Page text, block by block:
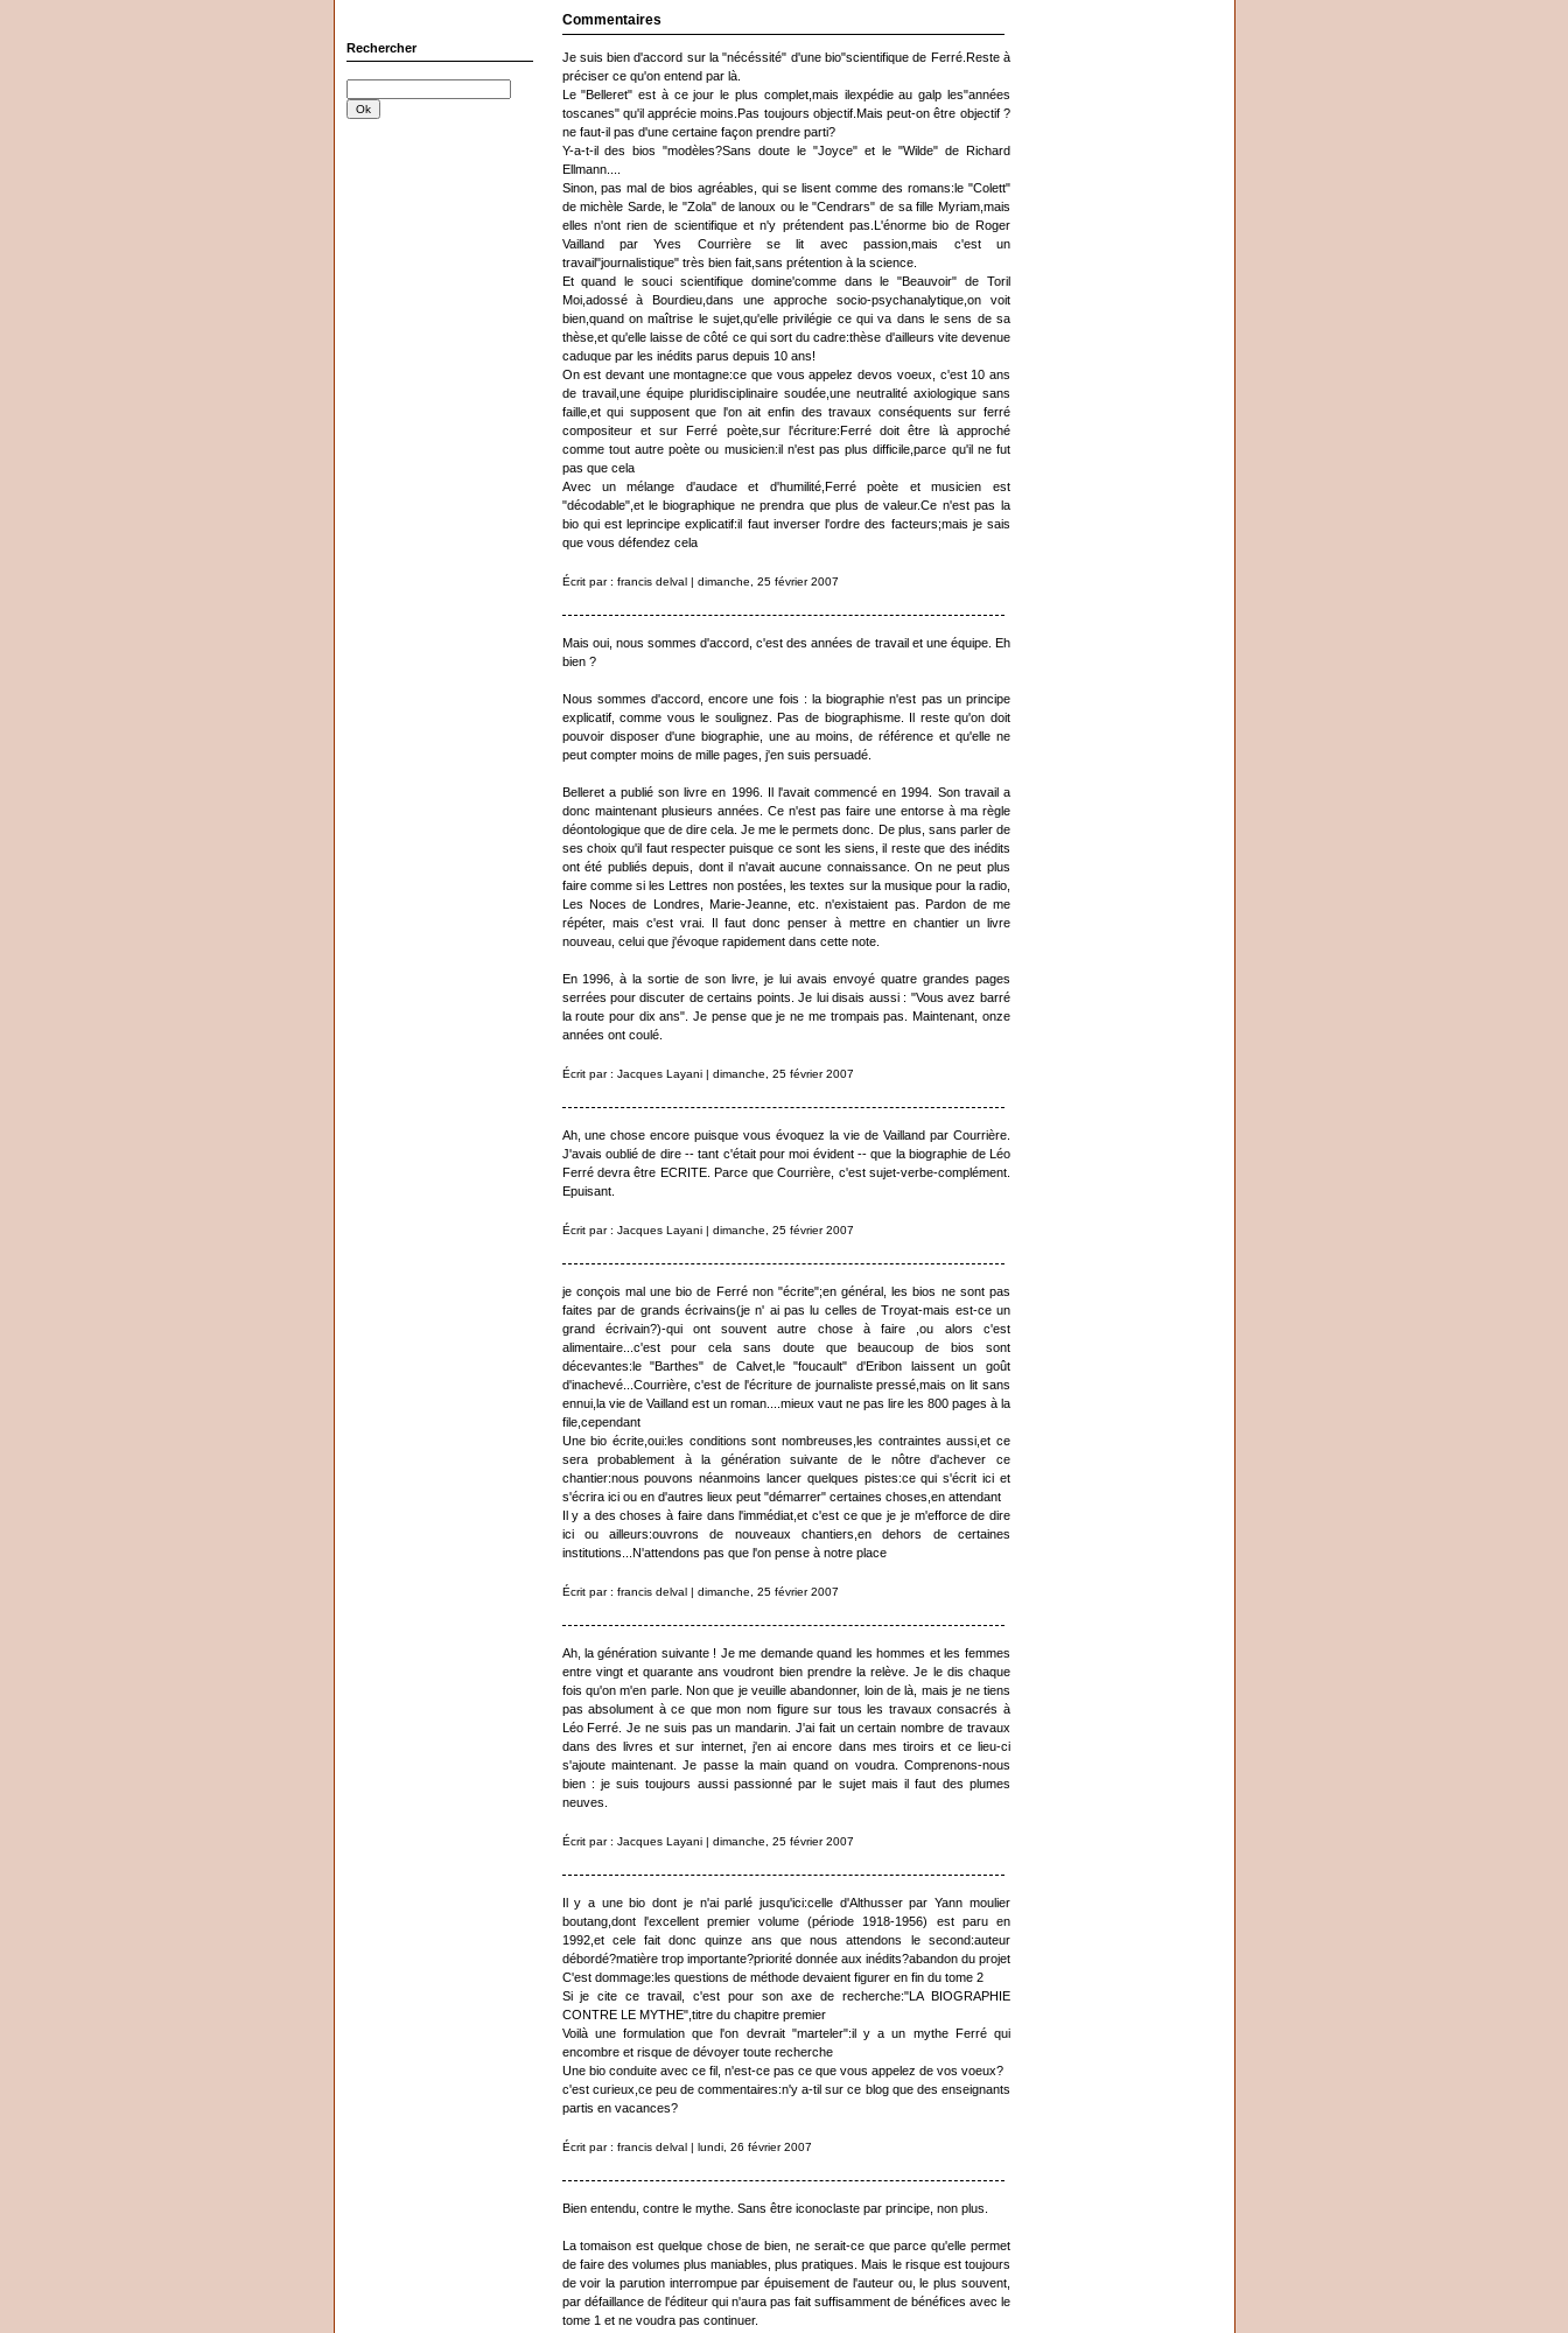
Rechercher
Commentaires
Je suis bien d'accord sur la "nécéssité" d'une bio"scientifique de Ferré.Reste à
préciser ce qu'on entend par là.
Le "Belleret" est à ce jour le plus complet,mais ilexpédie au galp les"années
toscanes" qu'il apprécie moins.Pas toujours objectif.Mais peut-on être objectif ?
ne faut-il pas d'une certaine façon prendre parti?
Y-a-t-il des bios "modèles?Sans doute le "Joyce" et le "Wilde" de Richard
Ellmann....
Sinon, pas mal de bios agréables, qui se lisent comme des romans:le "Colett"
de michèle Sarde, le "Zola" de lanoux ou le "Cendrars" de sa fille Myriam,mais
elles n'ont rien de scientifique et n'y prétendent pas.L'énorme bio de Roger
Vailland par Yves Courrière se lit avec passion,mais c'est un
travail"journalistique" très bien fait,sans prétention à la science.
Et quand le souci scientifique domine'comme dans le "Beauvoir" de Toril
Moi,adossé à Bourdieu,dans une approche socio-psychanalytique,on voit
bien,quand on maîtrise le sujet,qu'elle privilégie ce qui va dans le sens de sa
thèse,et qu'elle laisse de côté ce qui sort du cadre:thèse d'ailleurs vite devenue
caduque par les inédits parus depuis 10 ans!
On est devant une montagne:ce que vous appelez devos voeux, c'est 10 ans
de travail,une équipe pluridisciplinaire soudée,une neutralité axiologique sans
faille,et qui supposent que l'on ait enfin des travaux conséquents sur ferré
compositeur et sur Ferré poète,sur l'écriture:Ferré doit être là approché
comme tout autre poète ou musicien:il n'est pas plus difficile,parce qu'il ne fut
pas que cela
Avec un mélange d'audace et d'humilité,Ferré poète et musicien est
"décodable",et le biographique ne prendra que plus de valeur.Ce n'est pas la
bio qui est leprincipe explicatif:il faut inverser l'ordre des facteurs;mais je sais
que vous défendez cela
Écrit par : francis delval | dimanche, 25 février 2007
Mais oui, nous sommes d'accord, c'est des années de travail et une équipe. Eh
bien ?
Nous sommes d'accord, encore une fois : la biographie n'est pas un principe
explicatif, comme vous le soulignez. Pas de biographisme. Il reste qu'on doit
pouvoir disposer d'une biographie, une au moins, de référence et qu'elle ne
peut compter moins de mille pages, j'en suis persuadé.
Belleret a publié son livre en 1996. Il l'avait commencé en 1994. Son travail a
donc maintenant plusieurs années. Ce n'est pas faire une entorse à ma règle
déontologique que de dire cela. Je me le permets donc. De plus, sans parler de
ses choix qu'il faut respecter puisque ce sont les siens, il reste que des inédits
ont été publiés depuis, dont il n'avait aucune connaissance. On ne peut plus
faire comme si les Lettres non postées, les textes sur la musique pour la radio,
Les Noces de Londres, Marie-Jeanne, etc. n'existaient pas. Pardon de me
répéter, mais c'est vrai. Il faut donc penser à mettre en chantier un livre
nouveau, celui que j'évoque rapidement dans cette note.
En 1996, à la sortie de son livre, je lui avais envoyé quatre grandes pages
serrées pour discuter de certains points. Je lui disais aussi : "Vous avez barré
la route pour dix ans". Je pense que je ne me trompais pas. Maintenant, onze
années ont coulé.
Écrit par : Jacques Layani | dimanche, 25 février 2007
Ah, une chose encore puisque vous évoquez la vie de Vailland par Courrière.
J'avais oublié de dire -- tant c'était pour moi évident -- que la biographie de Léo
Ferré devra être ECRITE. Parce que Courrière, c'est sujet-verbe-complément.
Epuisant.
Écrit par : Jacques Layani | dimanche, 25 février 2007
je conçois mal une bio de Ferré non "écrite";en général, les bios ne sont pas
faites par de grands écrivains(je n' ai pas lu celles de Troyat-mais est-ce un
grand écrivain?)-qui ont souvent autre chose à faire ,ou alors c'est
alimentaire...c'est pour cela sans doute que beaucoup de bios sont
décevantes:le "Barthes" de Calvet,le "foucault" d'Eribon laissent un goût
d'inachevé...Courrière, c'est de l'écriture de journaliste pressé,mais on lit sans
ennui,la vie de Vailland est un roman....mieux vaut ne pas lire les 800 pages à la
file,cependant
Une bio écrite,oui:les conditions sont nombreuses,les contraintes aussi,et ce
sera probablement à la génération suivante de le nôtre d'achever ce
chantier:nous pouvons néanmoins lancer quelques pistes:ce qui s'écrit ici et
s'écrira ici ou en d'autres lieux peut "démarrer" certaines choses,en attendant
Il y a des choses à faire dans l'immédiat,et c'est ce que je je m'efforce de dire
ici ou ailleurs:ouvrons de nouveaux chantiers,en dehors de certaines
institutions...N'attendons pas que l'on pense à notre place
Écrit par : francis delval | dimanche, 25 février 2007
Ah, la génération suivante ! Je me demande quand les hommes et les femmes
entre vingt et quarante ans voudront bien prendre la relève. Je le dis chaque
fois qu'on m'en parle. Non que je veuille abandonner, loin de là, mais je ne tiens
pas absolument à ce que mon nom figure sur tous les travaux consacrés à
Léo Ferré. Je ne suis pas un mandarin. J'ai fait un certain nombre de travaux
dans des livres et sur internet, j'en ai encore dans mes tiroirs et ce lieu-ci
s'ajoute maintenant. Je passe la main quand on voudra. Comprenons-nous
bien : je suis toujours aussi passionné par le sujet mais il faut des plumes
neuves.
Écrit par : Jacques Layani | dimanche, 25 février 2007
Il y a une bio dont je n'ai parlé jusqu'ici:celle d'Althusser par Yann moulier
boutang,dont l'excellent premier volume (période 1918-1956) est paru en
1992,et cele fait donc quinze ans que nous attendons le second:auteur
débordé?matière trop importante?priorité donnée aux inédits?abandon du projet
C'est dommage:les questions de méthode devaient figurer en fin du tome 2
Si je cite ce travail, c'est pour son axe de recherche:"LA BIOGRAPHIE
CONTRE LE MYTHE",titre du chapitre premier
Voilà une formulation que l'on devrait "marteler":il y a un mythe Ferré qui
encombre et risque de dévoyer toute recherche
Une bio conduite avec ce fil, n'est-ce pas ce que vous appelez de vos voeux?
c'est curieux,ce peu de commentaires:n'y a-til sur ce blog que des enseignants
partis en vacances?
Écrit par : francis delval | lundi, 26 février 2007
Bien entendu, contre le mythe. Sans être iconoclaste par principe, non plus.
La tomaison est quelque chose de bien, ne serait-ce que parce qu'elle permet
de faire des volumes plus maniables, plus pratiques. Mais le risque est toujours
de voir la parution interrompue par épuisement de l'auteur ou, le plus souvent,
par défaillance de l'éditeur qui n'aura pas fait suffisamment de bénéfices avec le
tome 1 et ne voudra pas continuer.